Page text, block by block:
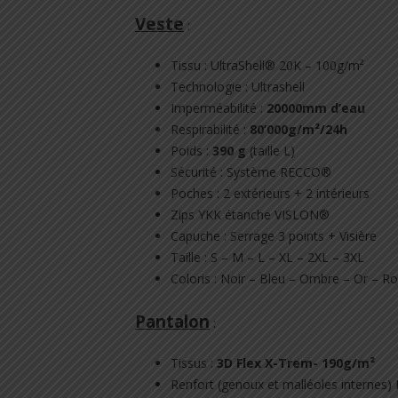
Veste :
Tissu : UltraShell® 20K – 100g/m²
Technologie : Ultrashell
Imperméabilité : 20000mm d’eau
Respirabilité : 80’000g/m²/24h
Poids : 390 g (taille L)
Sécurité : Système RECCO®
Poches : 2 extérieurs + 2 intérieurs
Zips YKK étanche VISLON®
Capuche : Serrage 3 points + Visière
Taille : S – M – L – XL – 2XL – 3XL
Coloris : Noir – Bleu – Ombre – Or –
Pantalon :
Tissus : 3D Flex X-Trem- 190g/m²
Renfort (genoux et malléoles